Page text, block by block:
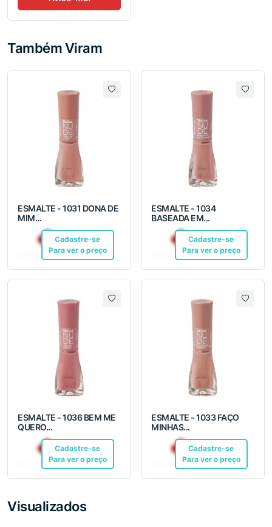
Também Viram
ESMALTE - 1031 DONA DE
MIM...
Cadastre-se
Para ver o preço
R$ 12,10Pix
ESMALTE - 1034
BASEADA EM...
Cadastre-se
Para ver o preço
R$ 12,10Pix
ESMALTE - 1036 BEM ME
QUERO...
Cadastre-se
Para ver o preço
R$ 12,10Pix
ESMALTE - 1033 FAÇO
MINHAS...
Cadastre-se
Para ver o preço
R$ 12,10Pix
Visualizados